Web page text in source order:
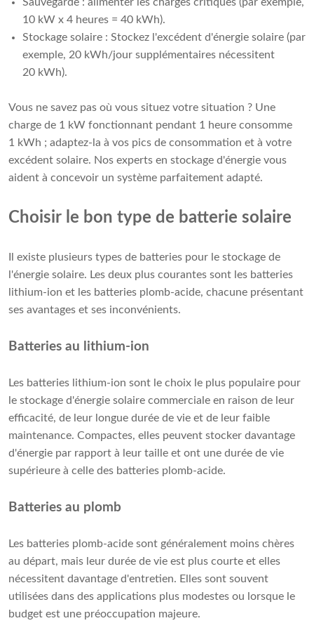
10 kW x 4 heures = 40 kWh).
Stockage solaire : Stockez l'excédent d'énergie solaire (par
exemple, 20 kWh/jour supplémentaires nécessitent
20 kWh).
Vous ne savez pas où vous situez votre situation ? Une
charge de 1 kW fonctionnant pendant 1 heure consomme
1 kWh ; adaptez-la à vos pics de consommation et à votre
excédent solaire. Nos experts en stockage d'énergie vous
aident à concevoir un système parfaitement adapté.
Choisir le bon type de batterie solaire
Il existe plusieurs types de batteries pour le stockage de
l'énergie solaire. Les deux plus courantes sont les batteries
lithium-ion et les batteries plomb-acide, chacune présentant
ses avantages et ses inconvénients.
Batteries au lithium-ion
Les batteries lithium-ion sont le choix le plus populaire pour
le stockage d'énergie solaire commerciale en raison de leur
efficacité, de leur longue durée de vie et de leur faible
maintenance. Compactes, elles peuvent stocker davantage
d'énergie par rapport à leur taille et ont une durée de vie
supérieure à celle des batteries plomb-acide.
Batteries au plomb
Les batteries plomb-acide sont généralement moins chères
au départ, mais leur durée de vie est plus courte et elles
nécessitent davantage d'entretien. Elles sont souvent
utilisées dans des applications plus modestes ou lorsque le
budget est une préoccupation majeure.